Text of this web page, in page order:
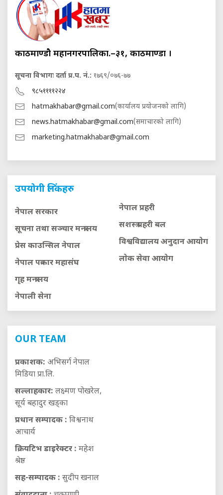
काठमाण्डौ महानगरपालिका.–३१, काठमाण्डौं ।
सूचना विभागः दर्ता प्र.प. नं.: १७६९/०७६-७७
९८५११११२२४
hatmakhabar@gmail.com(कार्यालय प्रयोजनको लागि)
news.hatmakhabar@gmail.com(समाचारको लागि)
marketing.hatmakhabar@gmail.com
उपयोगी लिंकहरु
नेपाल सरकार
सूचना तथा सञ्चार मन्त्रालय
प्रेस काउन्सिल नेपाल
नेपाल पत्रकार महासंघ
गृह मन्त्रालय
नेपाली सेना
नेपाल प्रहरी
सशस्त्र प्रहरी बल
विश्वविद्यालय अनुदान आयाेग
लाेक सेवा आयाेग
OUR TEAM
प्रकाशक: अभिसर्ग नेपाल
मिडिया प्रा.लि.
सल्लाहकार: लक्ष्मण पोखरेल,
सूर्य बहादुर खड्का
प्रधान सम्पादक : विश्वनाथ
आचार्य
क्रियटिभ डाइरेक्टर : महेश
श्रेष्ठ
सह-सम्पादक : सुदीप खनाल